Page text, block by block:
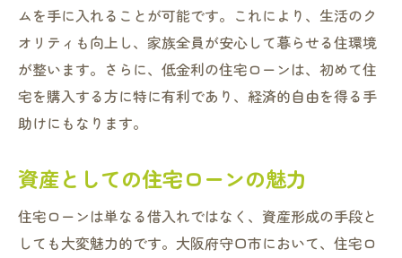
ムを手に入れることが可能です。これにより、生活のク
オリティも向上し、家族全員が安心して暮らせる住環境
が整います。さらに、低金利の住宅ローンは、初めて住
宅を購入する方に特に有利であり、経済的自由を得る手
助けにもなります。
資産としての住宅ローンの魅力
住宅ローンは単なる借入れではなく、資産形成の手段と
しても大変魅力的です。大阪府守口市において、住宅ロ